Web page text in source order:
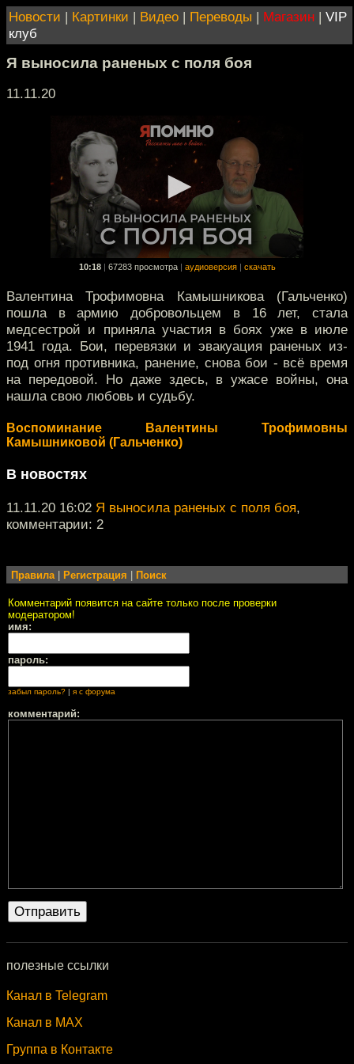
Новости | Картинки | Видео | Переводы | Магазин | VIP
клуб
Я выносила раненых с поля боя
11.11.20
10:18 67283 просмотра аудиоверсия скачать
Валентина Трофимовна Камышникова (Гальченко)
пошла в армию добровольцем в 16 лет, стала
медсестрой и приняла участия в боях уже в июле
1941 года. Бои, перевязки и эвакуация раненых из-
под огня противника, ранение, снова бои - всё время
на передовой. Но даже здесь, в ужасе войны, она
нашла свою любовь и судьбу.
Воспоминание Валентины Трофимовны
Камышниковой (Гальченко)
В новостях
11.11.20 16:02 Я выносила раненых с поля боя,
комментарии: 2
Правила| Регистрация Поиск
Комментарий появится на сайте только после проверки
модератором!
имя:
пароль:
забыл пароль? я с форума
комментарий:
полезные ссылки
Канал в Telegram
Канал в MAX
Группа в Контакте